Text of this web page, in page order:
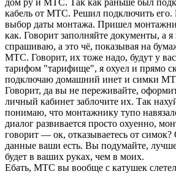
дом ру и МТС. Так как раньше был
кабель от МТС. Решил подключить его.
выбор даты монтажа. Пришел
как. Говорит заполняйте документы, а
спрашиваю, а это чё, показывая на
МТС. Говорит, их тоже надо, будут у
тарифом "тарифище", я охуел и прямо
подключаю домашний инет и симки
Говорит, да вы не переживайте,
личный кабинет заблочите их. Так
понимаю, что монтажнику тупо
диалог развивается просто охуенно,
говорит — ок, отказываетесь от
данные ваши есть. Вы подумайте,
будет в ваших руках, чем в моих.
Ебать, МТС вы вообще с катушек